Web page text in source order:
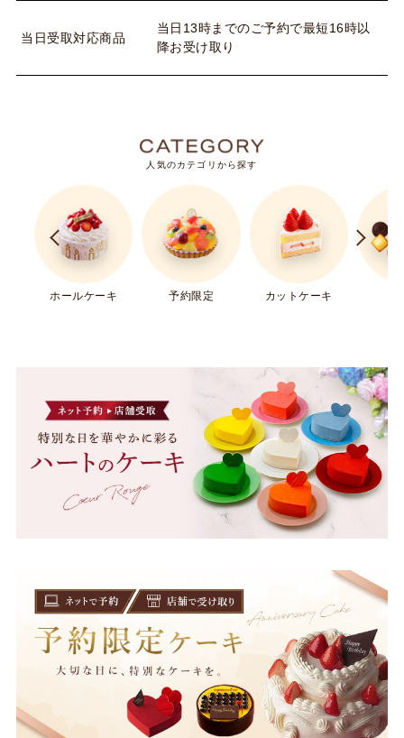
当 日受取対応商品
当日13時までのご予約で最短16時以
降お受け取り
人気のカテゴリから探す
ホールケーキ 予約限定 カットケーキ